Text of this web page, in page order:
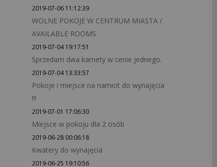
2019-07-06 11:12:39
WOLNE POKOJE W CENTRUM MIASTA /
AVAILABLE ROOMS
2019-07-04 19:17:51
Sprzedam dwa karnety w cenie jednego.
2019-07-04 13:33:57
Pokoje i miejsce na namiot do wynajęcia
!!!
2019-07-01 17:06:30
Miejsce w pokoju dla 2 osób
2019-06-28 00:06:18
Kwatery do wynajęcia
2019-06-25 19:10:56